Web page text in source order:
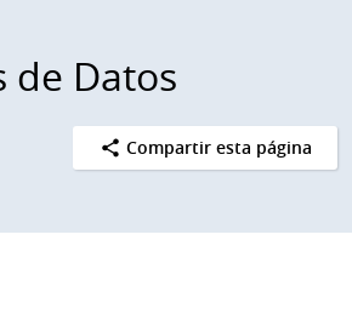
de Datos
Compartir esta página